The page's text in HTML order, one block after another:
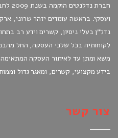
חברת
ועסקי. בראשה עומדים יזהר שרוני,
נדל"ן בעלי ניסיון, קשרים וידע רב
לקוחותיה בכל שלבי העסקה, החל
משא ומתן עד לאיתור העסקה
בידע מקצועי, קשרים, ומאגר גדול
צור קשר